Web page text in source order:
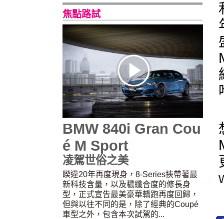
焦點路試
BMW 840i Gran Cou
é M Sport
凌駕世俗之美
睽違20年再度現身，8-Series挾帶著最
新科技含量，以及穠纖合度的修長身
型，正式宣告最美豪華轎跑再度回歸，
但與以往不同的是，除了經典的Coupé
車型之外，包含本次試駕的...